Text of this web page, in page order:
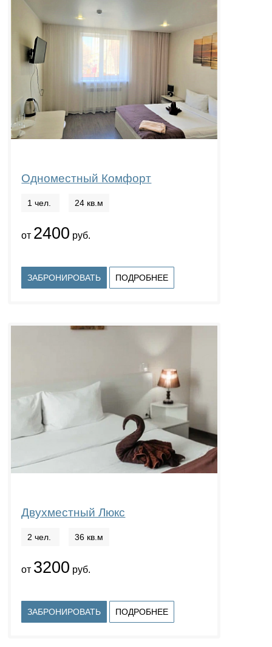
Одноместный Комфорт
1 чел. 24 кв.м
от 2400 руб.
ЗАБРОНИРОВАТЬ ПОДРОБНЕЕ
Двухместный Люкс
2 чел. 36 кв.м
от 3200 руб.
ЗАБРОНИРОВАТЬ ПОДРОБНЕЕ